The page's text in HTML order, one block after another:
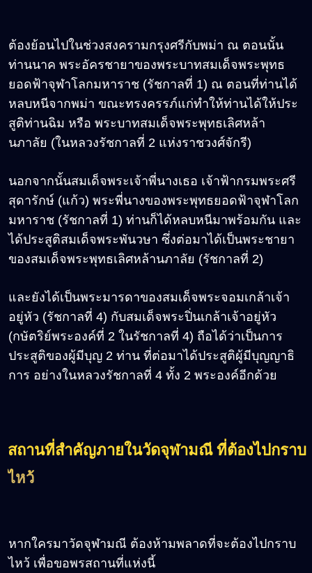
ต้องย้อนไปในช่วงสงครามกรุงศรีกับพม่า ณ ตอนนั้น
ท่านนาค พระอัครชายาของพระบาทสมเด็จพระพุทธ
ยอดฟ้าจุฬาโลกมหาราช (รัชกาลที่ 1) ณ ตอนที่ท่านได้
หลบหนีจากพม่า ขณะทรงครรภ์แก่ทำให้ท่านได้ให้ประ
สูติท่านฉิม หรือ พระบาทสมเด็จพระพุทธเลิศหล้า
นภาลัย (ในหลวงรัชกาลที่ 2 แห่งราชวงศ์จักรี)
นอกจากนั้นสมเด็จพระเจ้าพี่นางเธอ เจ้าฟ้ากรมพระศรี
สุดารักษ์ (แก้ว) พระพี่นางของพระพุทธยอดฟ้าจุฬาโลก
มหาราช (รัชกาลที่ 1) ท่านก็ได้หลบหนีมาพร้อมกัน และ
ได้ประสูติสมเด็จพระพันวษา ซึ่งต่อมาได้เป็นพระชายา
ของสมเด็จพระพุทธเลิศหล้านภาลัย (รัชกาลที่ 2)
และยังได้เป็นพระมารดาของสมเด็จพระจอมเกล้าเจ้า
อยู่หัว (รัชกาลที่ 4) กับสมเด็จพระปิ่นเกล้าเจ้าอยู่หัว
(กษัตริย์พระองค์ที่ 2 ในรัชกาลที่ 4) ถือได้ว่าเป็นการ
ประสูติของผู้มีบุญ 2 ท่าน ที่ต่อมาได้ประสูติผู้มีบุญญาธิ
การ อย่างในหลวงรัชกาลที่ 4 ทั้ง 2 พระองค์อีกด้วย
สถานที่สำคัญภายในวัดจุฬามณี ที่ต้องไปกราบ
ไหว้
หากใครมาวัดจุฬามณี ต้องห้ามพลาดที่จะต้องไปกราบ
ไหว้ เพื่อขอพรสถานที่แห่งนี้